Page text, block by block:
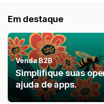
Em destaque
Venda B2B
Simplifique suas
ajuda de apps.